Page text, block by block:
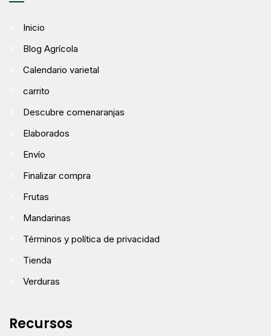
Inicio
Blog Agrícola
Calendario varietal
carrito
Descubre comenaranjas
Elaborados
Envío
Finalizar compra
Frutas
Mandarinas
Términos y política de privacidad
Tienda
Verduras
Recursos